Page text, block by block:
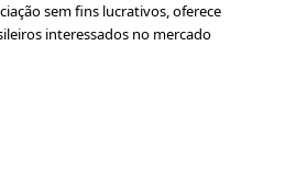
sem fins lucrativos, oferece
interessados no mercado